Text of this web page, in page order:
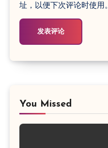
址，以便下次评论时使用。
You Missed